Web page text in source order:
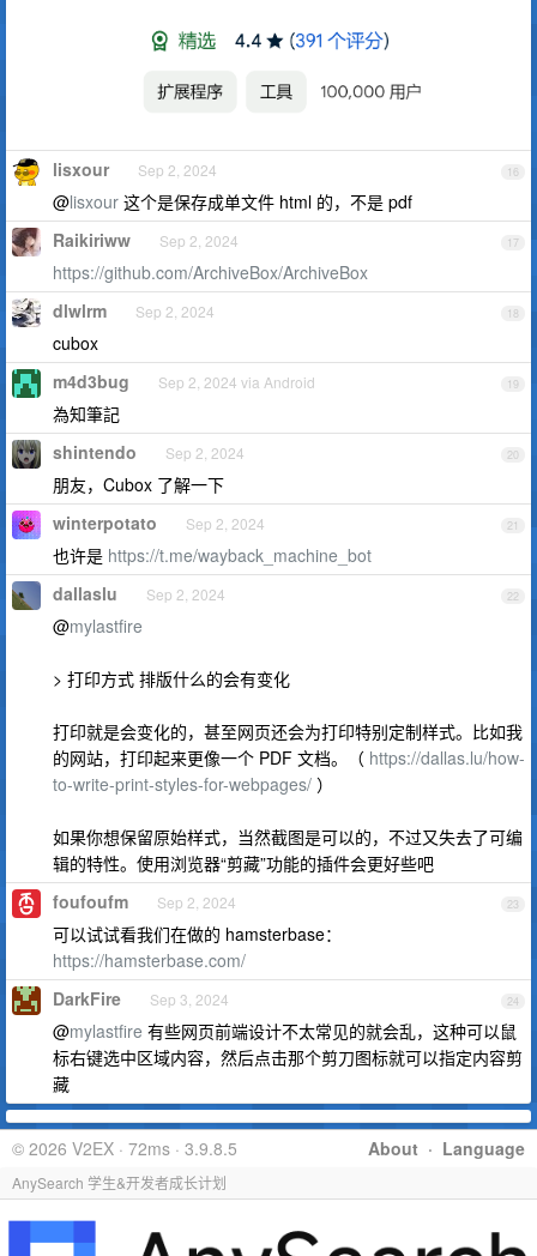
16
lisxour Sep 2, 2024
@lisxour 这个是保存成单文件 html 的，不是 pdf
17
Raikiriww Sep 2, 2024
https://github.com/ArchiveBox/ArchiveBox
18
dlwlrm Sep 2, 2024
cubox
19
m4d3bug Sep 2, 2024 via Android
為知筆記
20
shintendo Sep 2, 2024
朋友，Cubox 了解一下
21
winterpotato Sep 2, 2024
也许是 https://t.me/wayback_machine_bot
22
dallaslu Sep 2, 2024
@mylastfire
> 打印方式 排版什么的会有变化
打印就是会变化的，甚至网页还会为打印特别定制样式。比如我
的网站，打印起来更像一个 PDF 文档。（ https://dallas.lu/how-
to-write-print-styles-for-webpages/ ）
如果你想保留原始样式，当然截图是可以的，不过又失去了可编
辑的特性。使用浏览器“剪藏”功能的插件会更好些吧
23
foufoufm Sep 2, 2024
可以试试看我们在做的 hamsterbase：
https://hamsterbase.com/
24
DarkFire Sep 3, 2024
@mylastfire 有些网页前端设计不太常见的就会乱，这种可以鼠
标右键选中区域内容，然后点击那个剪刀图标就可以指定内容剪
藏
About · Language
© 2026 V2EX · 72ms · 3.9.8.5
AnySearch 学生&开发者成长计划